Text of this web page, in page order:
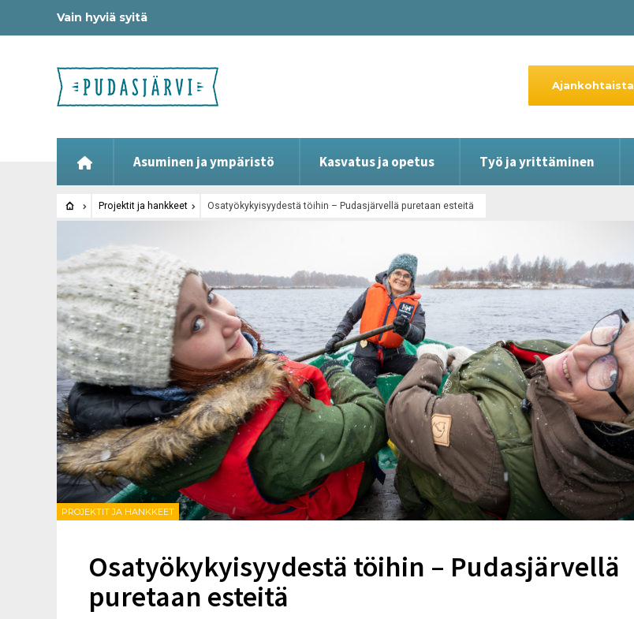
Vain hyviä syitä
Asuminen ja ympäristö Kasvatus ja opetus Työ ja yrittäminen
Ajankohtaista
Projektit ja hankkeet Osatyökykyisyydestä töihin – Pudasjärvellä puretaan esteitä
PROJEKTIT JA HANKKEET
Osatyökykyisyydestä töihin – Pudasjärvellä
puretaan esteitä